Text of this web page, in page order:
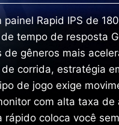
painel Rapid IPS de
tempo de resposta
gêneros mais
corrida, estratégia
de jogo exige
com alta taxa de
rápido coloca você